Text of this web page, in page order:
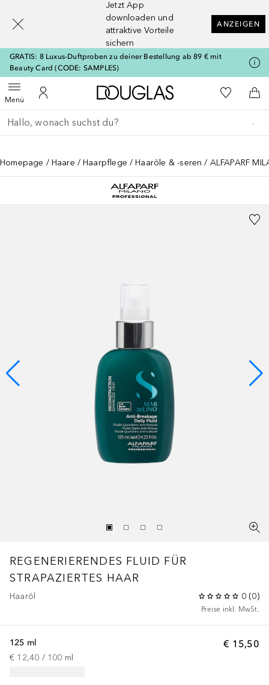
Jetzt App
downloaden und
attraktive Vorteile
sichern
ANZEIGEN
GRATIS: 8 Luxus-Duftproben zu deiner Bestellung ab 89 € mit
Beauty Card (CODE: SAMPLES)
MenüMenü öffnenZu Meinem Kundenkonto
Zur Douglas Startseite
Zu Meiner
Gehe zurück
Suche ausführen
Homepage Haare Haarpflege Haaröle & -seren ALFAPARF
REGENERIERENDES FLUID FÜR
STRAPAZIERTES HAAR
Haaröl 0 (0)
Preise inkl. MwSt.
€ 15,50
125 ml
€ 12,40 / 100 ml
[navigation.slideout.screenreader]